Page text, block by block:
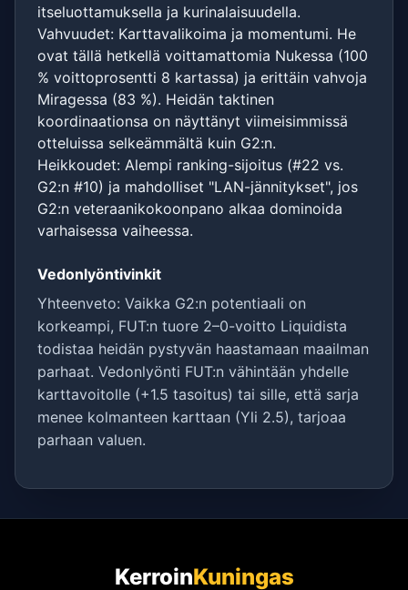
itseluottamuksella ja kurinalaisuudella.
Vahvuudet: Karttavalikoima ja momentumi. He
ovat tällä hetkellä voittamattomia Nukessa (100
% voittoprosentti 8 kartassa) ja erittäin vahvoja
Miragessa (83 %). Heidän taktinen
koordinaationsa on näyttänyt viimeisimmissä
otteluissa selkeämmältä kuin G2:n.
Heikkoudet: Alempi ranking-sijoitus (#22 vs.
G2:n #10) ja mahdolliset "LAN-jännitykset", jos
G2:n veteraanikokoonpano alkaa dominoida
varhaisessa vaiheessa.
Vedonlyöntivinkit
Yhteenveto: Vaikka G2:n potentiaali on
korkeampi, FUT:n tuore 2–0-voitto Liquidista
todistaa heidän pystyvän haastamaan maailman
parhaat. Vedonlyönti FUT:n vähintään yhdelle
karttavoitolle (+1.5 tasoitus) tai sille, että sarja
menee kolmanteen karttaan (Yli 2.5), tarjoaa
parhaan valuen.
KerroinKuningas